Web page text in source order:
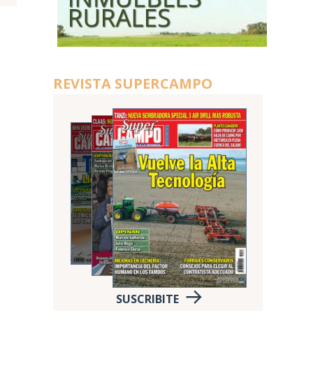
REVISTA SUPERCAMPO
SUSCRIBITE